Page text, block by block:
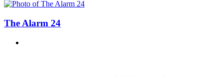
The Alarm 24